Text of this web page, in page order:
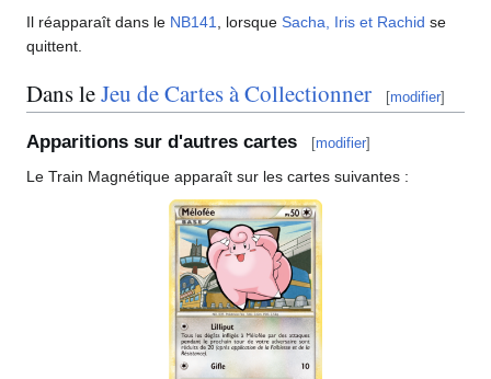
Il réapparaît dans le NB141 , lorsque Sacha, Iris et Rachid se
quittent.
Dans leJeu de Cartes à Collectionner [modifier]
Apparitions sur d'autres cartes [modifier]
Le Train Magnétique apparaît sur les cartes suivantes :